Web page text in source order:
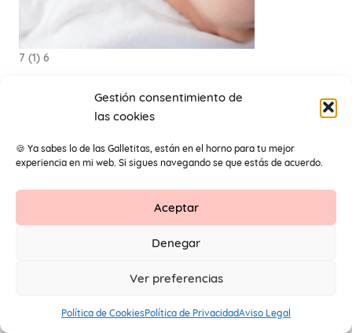
Gestión consentimiento de
las cookies
🍪 Ya sabes lo de las Galletitas, están en el horno para tu mejor
experiencia en mi web. Si sigues navegando se que estás de acuerdo.
Aceptar
Denegar
Ver preferencias
Política de CookiesPolítica de PrivacidadAviso Legal
7 (1) 6
Aviso Legal Protección de datos
© 2026 Primeros Pendientes by Maite Navarro. Todos los
derechos reservados.